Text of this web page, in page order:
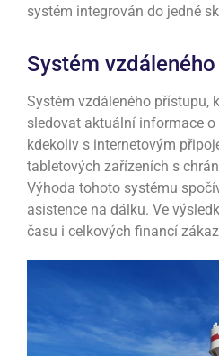
systém integrován do jedné
Systém
Systém vzdáleného přístupu,
sledovat aktuální informace
kdekoliv s internetovým
tabletových zařízeních s
Výhoda tohoto systému
asistence na dálku. Ve
času i celkových financí